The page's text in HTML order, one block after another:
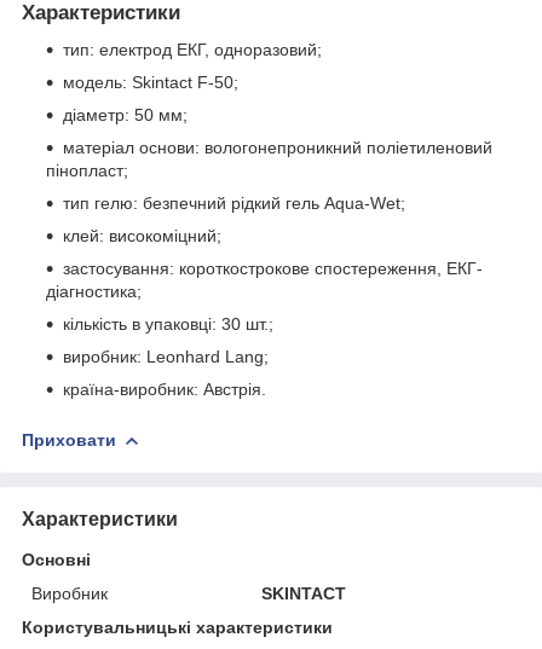
Характеристики
тип: електрод ЕКГ, одноразовий;
модель: Skintact F-50;
діаметр: 50 мм;
матеріал основи: вологонепроникний поліетиленовий
пінопласт;
тип гелю: безпечний рідкий гель Aqua-Wet;
клей: високоміцний;
застосування: короткострокове спостереження, ЕКГ-
діагностика;
кількість в упаковці: 30 шт.;
виробник: Leonhard Lang;
країна-виробник: Австрія.
Приховати
Характеристики
Основні
Виробник
SKINTACT
Користувальницькі характеристики